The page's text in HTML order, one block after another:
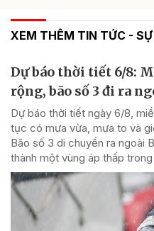
XEM THÊM TIN TỨC - SỰ
Dự báo thời tiết 6/8:
rộng, bão số 3 đi ra
Dự báo thời tiết ngày 6/8,
tục có mưa vừa, mưa to và
Bão số 3 di chuyển ra ngoài
thành một vùng áp thấp